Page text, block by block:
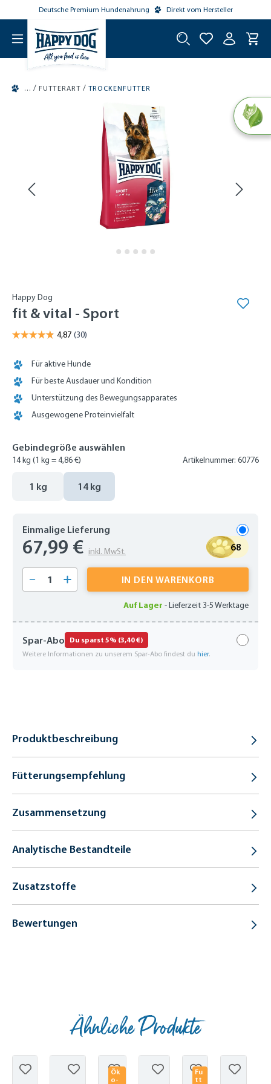
springen
Deutsche Premium Hundenahrung Direkt vom Hersteller
/ FUTTERART / TROCKENFUTTER
Happy Dog
fit & vital - Sport
Für aktive Hunde
Für beste Ausdauer und Kondition
Unterstützung des Bewegungsapparates
Ausgewogene Proteinvielfalt
Gebindegröße auswählen
14 kg (1 kg = 4,86 €) Artikelnummer: 60776
1 kg 14 kg
Einmalige Lieferung
67,99 € inkl. MwSt. 68
Produkt Anzahl: Gib den gewünschten
IN DEN WARENKORB
Auf Lager -Lieferzeit 3-5 Werktage
Spar-Abo Du sparst 5% (3,40 €)
Weitere Informationen zu unserem Spar-Abo findest du hier.
Produktbeschreibung
Fütterungsempfehlung
Zusammensetzung
Analytische Bestandteile
Zusatzstoffe
Bewertungen
Ähnliche Produkte
Ök
o-
Fu
tt